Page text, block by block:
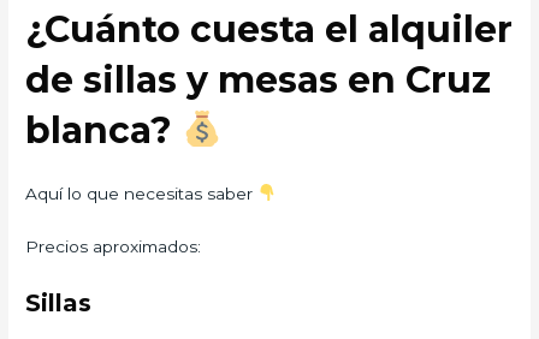
¿Cuánto cuesta el alquiler
de sillas y mesas en Cruz
blanca?
Aquí lo que necesitas saber
Precios aproximados:
Sillas